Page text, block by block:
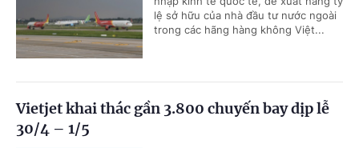
lệ sở hữu của nhà đầu tư nước ngoài
trong các hãng hàng không Việt...
Vietjet khai thác gần 3.800 chuyến bay dịp lễ
30/4 – 1/5